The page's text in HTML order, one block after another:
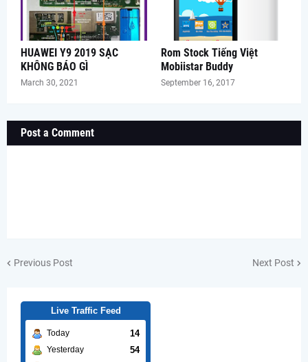
HUAWEI Y9 2019 SẠC
KHÔNG BÁO GÌ
March 30, 2021
Rom Stock Tiếng Việt
Mobiistar Buddy
September 16, 2017
Post a Comment
Previous Post Next Post
Live Traffic Feed
Today 14
Yesterday 54